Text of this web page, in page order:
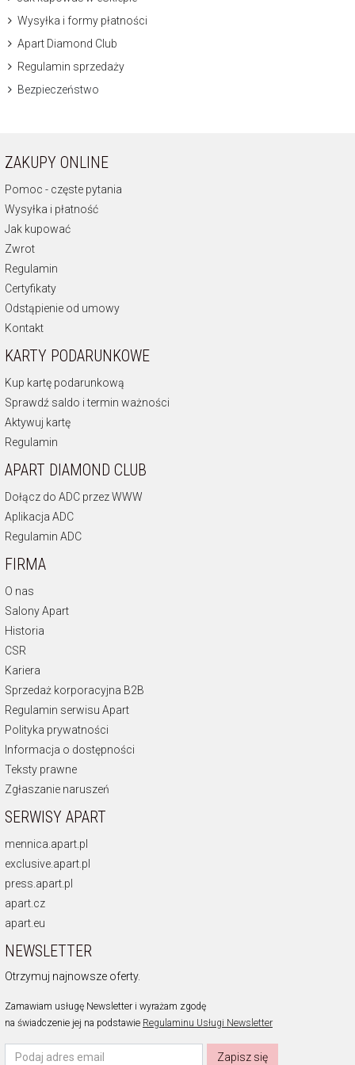
Wysyłka i formy płatności
Apart Diamond Club
Regulamin sprzedaży
Bezpieczeństwo
ZAKUPY ONLINE
Pomoc - częste pytania
Wysyłka i płatność
Jak kupować
Zwrot
Regulamin
Certyfikaty
Odstąpienie od umowy
Kontakt
KARTY PODARUNKOWE
Kup kartę podarunkową
Sprawdź saldo i termin ważności
Aktywuj kartę
Regulamin
APART DIAMOND CLUB
Dołącz do ADC przez WWW
Aplikacja ADC
Regulamin ADC
FIRMA
O nas
Salony Apart
Historia
CSR
Kariera
Sprzedaż korporacyjna B2B
Regulamin serwisu Apart
Polityka prywatności
Informacja o dostępności
Teksty prawne
Zgłaszanie naruszeń
SERWISY APART
mennica.apart.pl
exclusive.apart.pl
press.apart.pl
apart.cz
apart.eu
NEWSLETTER
Otrzymuj najnowsze oferty.
Zamawiam usługę Newsletter i wyrażam zgodę
na świadczenie jej na podstawie Regulaminu Usługi Newsletter
Zapisz się